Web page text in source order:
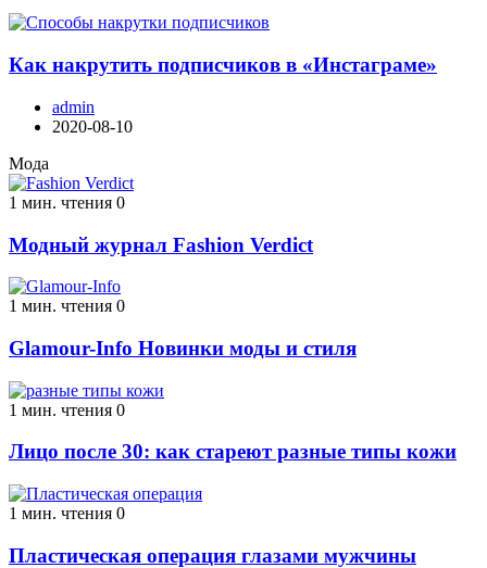
Как накрутить подписчиков в «Инстаграме»
admin
2020-08-10
Мода
1 мин. чтения 0
Модный журнал Fashion Verdict
1 мин. чтения 0
Glamour-Info Новинки моды и стиля
1 мин. чтения 0
Лицо после 30: как стареют разные типы кожи
1 мин. чтения 0
Пластическая операция глазами мужчины